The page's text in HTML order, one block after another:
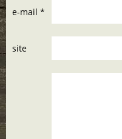
e-mail *
site